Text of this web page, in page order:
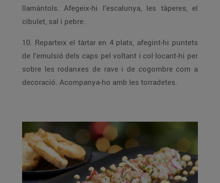
llamàntols. Afegeix-hi l’escalunya, les tàperes, el
cibulet, sal i pebre.
10. Reparteix el tàrtar en 4 plats, afegint-hi puntets
de l’emulsió dels caps pel voltant i col·locant-hi per
sobre les rodanxes de rave i de cogombre com a
decoració. Acompanya-ho amb les torradetes.